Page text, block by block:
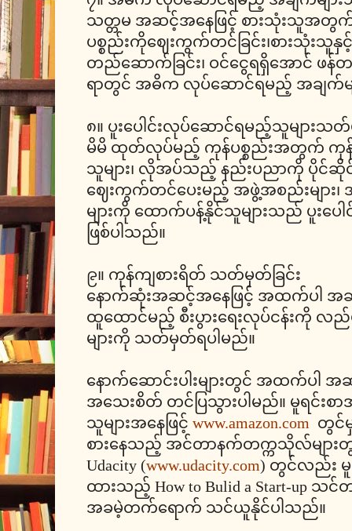
သတ္တမ အဆင့်အနေဖြင့် စားသုံးသူအတွက်
ပစ္စည်းကိုဈေးကွက်တင်ခြင်း၊စားသုံးသူ
တည်ဆောက်ခြင်း၊ ဝင်ငွေရရှိအောင် ဖန်
ရာတွင် အဓိက လုပ်ဆောင်ရမည့် အချက်မ
၈။ ပူးပေါင်းလုပ်ဆောင်ရမည့်သူများသတ်
မိမိ ထုတ်လုပ်မည့် ကုန်ပစ္စည်းအတွက် ကုန်က
သူများ၊ လိုအပ်သည့် နည်းပညာကို ပိုင်ဆိုင်
ဈေးကွက်တင်ပေးမည့် အဖွဲ့အစည်းများ၊
များကို ထောက်ပန့်နိုင်သူများသည် ပူးပေ
ဖြစ်ပါသည်။
၉။ ကုန်ကျစားရိတ် သတ်မှတ်ခြင်း
နောက်ဆုံးအဆင့်အနေဖြင့် အထက်ပါ အဆ
ထူထောင်မည့် စီးပွားရေးလုပ်ငန်းကို လ
များကို သတ်မှတ်ရပါမည်။
နောက်ဆောင်းပါးများတွင် အထက်ပါ
အသေးစိတ် တင်ပြသွားပါမည်။ မူရင်း
သူများအနေဖြင့် www.amazon.com တွင်
စားနေသည့် အင်တာနက်တက္ကသိုလ်မျာ
Udacity (www.udacity.com) တွင်လည်း မူ
ထားသည့် How to Bulid a Start-up
အခမဲ့တက်ရောက် သင်ယူနိုင်ပါသည်။